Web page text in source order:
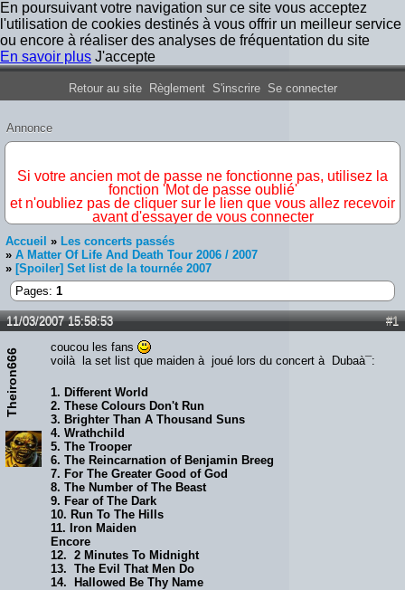
En poursuivant votre navigation sur ce site vous acceptez
l'utilisation de cookies destinés à vous offrir un meilleur service
ou encore à réaliser des analyses de fréquentation du site
En savoir plus J'accepte
Forum Iron Maiden France
Retour au site Règlement S'inscrire Se connecter
Annonce
Si votre ancien mot de passe ne fonctionne pas, utilisez la
fonction 'Mot de passe oublié'
et n'oubliez pas de cliquer sur le lien que vous allez recevoir
avant d'essayer de vous connecter
Accueil » Les concerts passés
» A Matter Of Life And Death Tour 2006 / 2007
» [Spoiler] Set list de la tournée 2007
Pages: 1
#1
11/03/2007 15:58:53
Theiron666
coucou les fans
voilà la set list que maiden à joué lors du concert à Dubaà¯:
1. Different World
2. These Colours Don't Run
3. Brighter Than A Thousand Suns
4. Wrathchild
5. The Trooper
6. The Reincarnation of Benjamin Breeg
7. For The Greater Good of God
8. The Number of The Beast
9. Fear of The Dark
10. Run To The Hills
11. Iron Maiden
Encore
12. 2 Minutes To Midnight
13. The Evil That Men Do
14. Hallowed Be Thy Name